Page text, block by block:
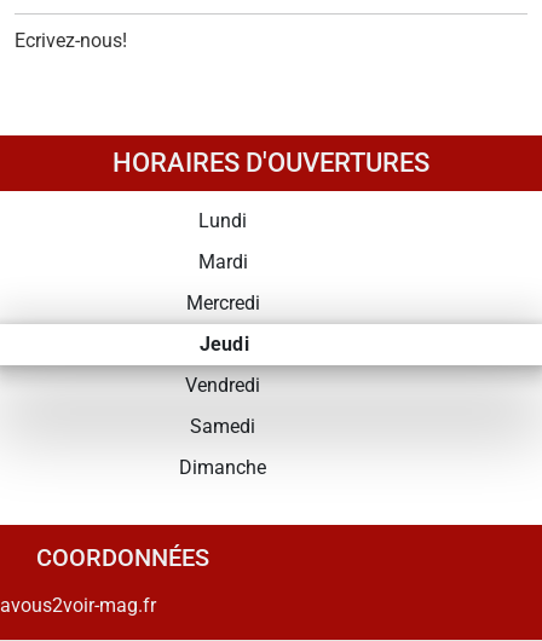
Ecrivez-nous!
HORAIRES D'OUVERTURES
Lundi
Mardi
Mercredi
Jeudi
Vendredi
Samedi
Dimanche
COORDONNÉES
avous2voir-mag.fr